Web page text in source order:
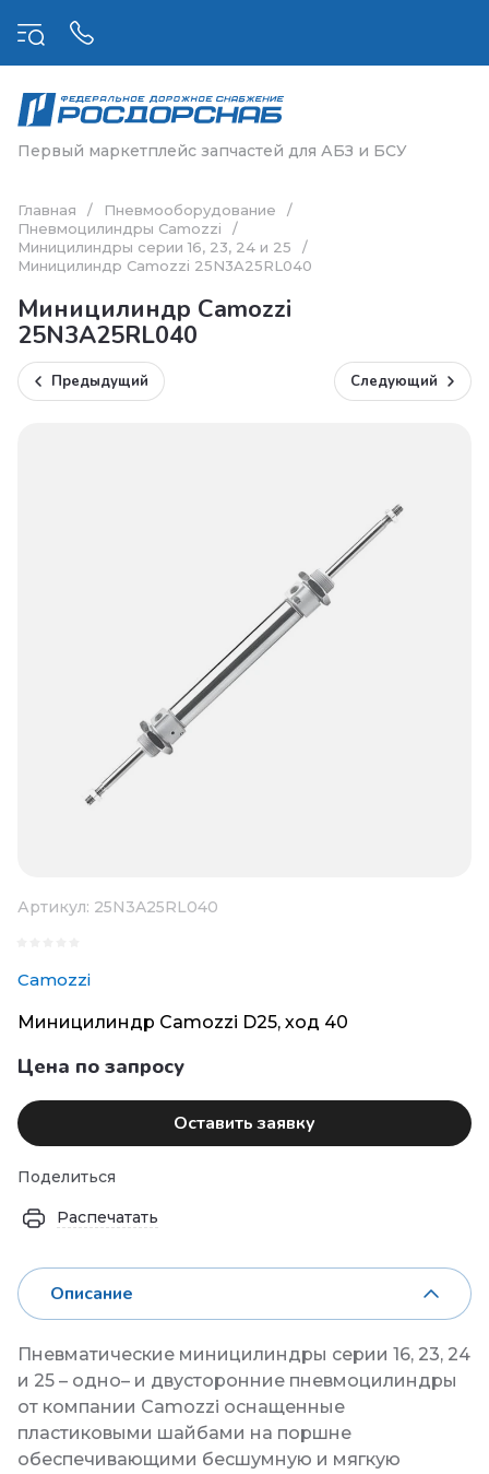
Первый маркетплейс запчастей для АБЗ и БСУ
Главная / Пневмооборудование
/
Пневмоцилиндры Camozzi
/
Миницилиндры серии 16, 23, 24 и 25
/
Миницилиндр Camozzi 25N3A25RL040
Миницилиндр Camozzi
25N3A25RL040
Предыдущий Следующий
Артикул: 25N3A25RL040
Camozzi
Миницилиндр Camozzi D25, ход 40
Цена по запросу
Оставить заявку
Поделиться
Распечатать
Описание
Пневматические миницилиндры серии 16, 23, 24
и 25 – одно– и двусторонние пневмоцилиндры
от компании Camozzi оснащенные
пластиковыми шайбами на поршне
обеспечивающими бесшумную и мягкую